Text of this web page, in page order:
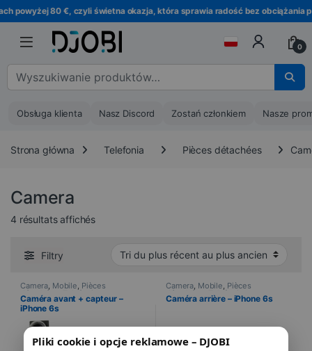
Pliki cookie i opcje reklamowe – DJOBI
Przejdź do nawigacji
Przejdź do treści
powyżej 80 €, czyli świetna okazja, która sprawia radość bez obciążania
0
Wyszukaj :
Obsługa klienta Nasz Discord Zostań członkiem Nasze
Strona główna Telefonia Pièces détachées
Camera
4 résultats affichésTrié du plus récent au plus ancien
Filtry
Camera, Mobile, Pièces
détachées Telefonia
Caméra avant + capteur –
iPhone 6s
Camera, Mobile, Pièces
détachées Telefonia
Caméra arrière – iPhone 6s